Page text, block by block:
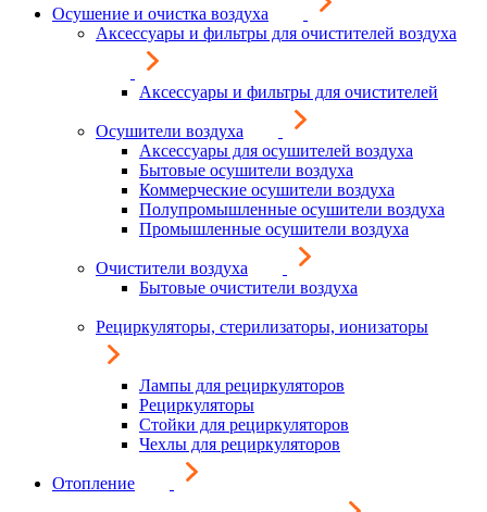
Осушение и очистка воздуха
Аксессуары и фильтры для очистителей воздуха
Аксессуары и фильтры для очистителей
Осушители воздуха
Аксессуары для осушителей воздуха
Бытовые осушители воздуха
Коммерческие осушители воздуха
Полупромышленные осушители воздуха
Промышленные осушители воздуха
Очистители воздуха
Бытовые очистители воздуха
Рециркуляторы, стерилизаторы, ионизаторы
Лампы для рециркуляторов
Рециркуляторы
Стойки для рециркуляторов
Чехлы для рециркуляторов
Отопление